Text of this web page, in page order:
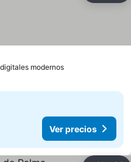
modernosVer precios
Ver precios